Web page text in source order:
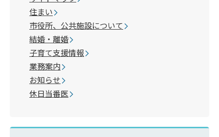
住まい
市役所、公共施設について
結婚・離婚
子育て支援情報
業務案内
お知らせ
休日当番医